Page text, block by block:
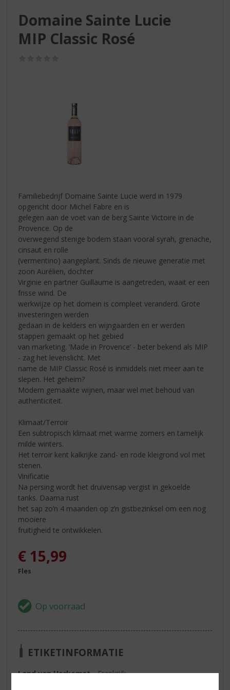
Domaine Sainte Lucie
MIP Classic Rosé
Familiebedrijf Domaine Sainte Lucie werd in 1979
opgericht door Michel Fabre en is
gelegen aan de voet van de berg Sainte Victoire in de
Provence. Op de
overwegend stenige bodem staan vooral syrah, grenache,
cinsaut en rolle
(vermentino) aangeplant. Sinds de nieuwe generatie met
zoon Aurélien, dochter
Virginie en partner Guillaume is aangetreden, waait er een
frisse wind. De
werkwijze op het domein is compleet veranderd. Grote
investeringen werden
gedaan in de kelders en wijngaarden en er werden
stappen gemaakt op het gebied
van marketing. ‘Made in Provence’ - beter bekend als MIP
- zag het levenslicht. Met
name de MIP Classic Rosé is inmiddels niet meer aan te
slepen. Het geheim?
Modern gemaakte wijnen, maar wel met behoud van
authenticiteit.
Klimaat/Terroir
Een subtropisch klimaat met warme zomers en tamelijk
milde winters.
Het terroir kent kalkrijke zand- en rode kleigrond vol met
stenen.
Vinificatie
Na persing wordt het druivensap vergist in gekoelde
tanks. Daarna rust
het sap zo’n 4 maanden op z’n gistbezinksel om een nog
mooiere
fruitigheid te ontwikkelen.
€ 15,99
Fles
ETIKETINFORMATIE
Land van Herkomst
Frankrijk